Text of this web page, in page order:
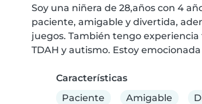
Soy una niñera de 28,años con 4
paciente, amigable y divertida,
juegos. También tengo
TDAH y autismo. Estoy
Características
Paciente
Amigable